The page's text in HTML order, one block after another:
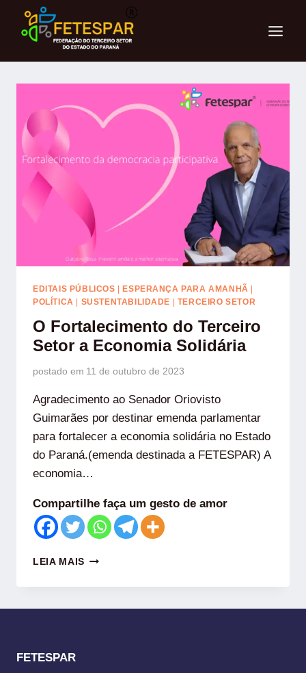
EDITAIS PÚBLICOS |ESPERANÇA PARA AMANHÃ |
POLÍTICA | SUSTENTABILIDADE | TERCEIRO SETOR
O Fortalecimento do Terceiro
Setor a Economia Solidária
postado em 11 de outubro de 2023
Agradecimento ao Senador Oriovisto
Guimarães por destinar emenda parlamentar
para fortalecer a economia solidária no Estado
do Paraná.(emenda destinada a FETESPAR) A
economia…
Compartilhe faça um gesto de amor
LEIA MAIS
FETESPAR